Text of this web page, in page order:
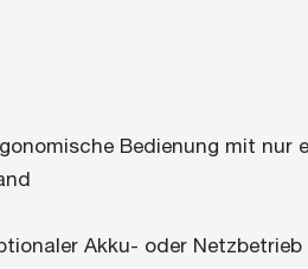
Bedienung mit nur
Akku- oder Netzbetrieb